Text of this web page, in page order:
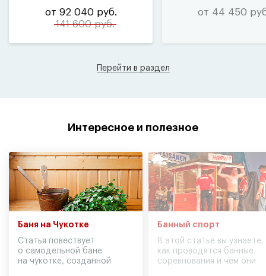
от 92 040 руб.
141 600 руб.
от 44 450
Перейти в раздел
Интересное и полезное
Баня на Чукотке
Статья повествует
о самодельной бане
на чукотке, созданной
Банный спорт
В этой статье вы узнаете,
как проводятся банные
соревнования и чем они